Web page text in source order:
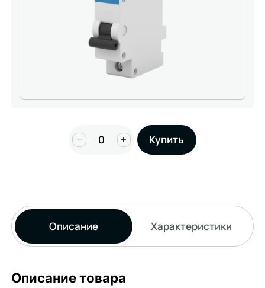
− + Купить
Описание Характеристики
Описание товара